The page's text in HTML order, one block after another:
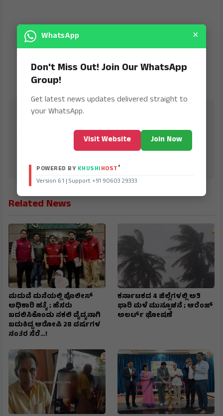
Jana Jeevala
is Digital Online Newspaper, Publishing Platform
From INDIA. Karnataka, National & International,
Updates including Politics, Business, Crime,
Breaking News From India & Around the World.
Related News
ಮದುವೆ ಮನೆಯಲ್ಲಿ ಪೊಲೀಸ್
ಅಧಿಕಾರಿ ಹತ್ಯೆ ; ಹೆಸರು
ಬದಲಿಸಿಕೊಂಡು ನಕಲಿ ವೈದ್ಯನಾಗಿ
ಬದುಕಿದ್ದ ಆರೋಪಿ 28 ವರ್ಷಗಳ
ನಂತರ ಸೆರೆ…!
ಕರ್ನಾಟಕದ 4 ಜಿಲ್ಲೆಗಳಲ್ಲಿ ಅತಿ
ಭಾರಿ ಮಳೆ ಮುನ್ಸೂಚನೆ ; ಆರೆಂಜ್‌
ಅಲರ್ಟ್‌ ಘೋಷಣೆ
WhatsApp ×
Don't Miss Out! Join Our WhatsApp
Group!
Get latest news updates delivered straight to
your WhatsApp.
Visit Website Join Now
POWERED BY KHUSHIHOST®
Version 6.1 | Support +91 90603 29333